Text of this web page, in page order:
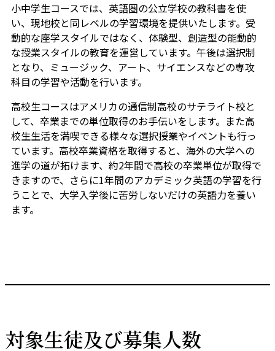
小中学生コースでは、英語圏の公立学校の教科書を使
い、現地校と同レベルの学習環境を提供いたします。受
動的な座学スタイルではなく、体験型、創造型の能動的
な授業スタイルの教育を運営しています。午後は選択制
となり、ミュージック、アート、サイエンスなどの専攻
科目の学習や活動を行います。
高校生コースはアメリカの通信制高校のサテライト校と
して、卒業までの単位取得のお手伝いをします。また高
校生生活を満喫できる様々な選択授業やイベントも行っ
ています。高校卒業資格を取得すると、海外の大学への
進学の道が拓けます、約2年間で高校の卒業単位が取得で
きますので、さらに1年間のアカデミック英語の学習を行
うことで、大学入学後に苦労しないだけの英語力を養い
ます。
対象生徒及び募集人数